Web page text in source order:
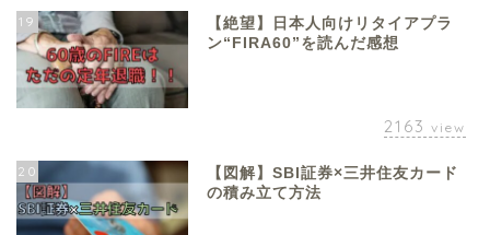
19
【絶望】日本人向けリタイアプラ
ン“FIRA60”を読んだ感想
2163 view
20
【図解】SBI証券×三井住友カード
の積み立て方法